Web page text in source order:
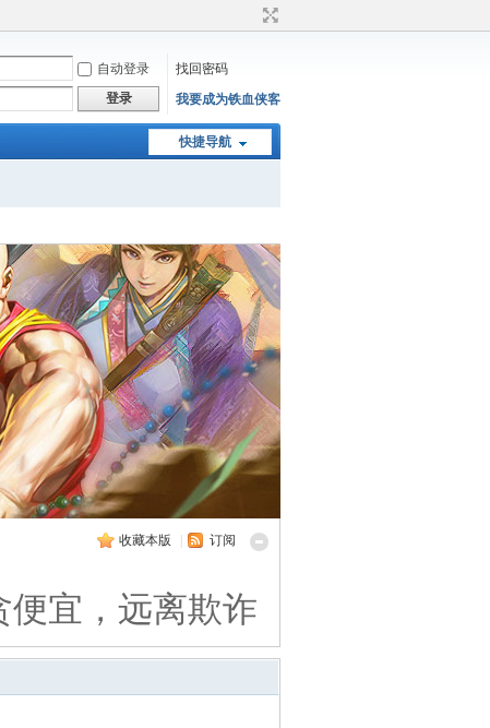
自动登录
找回密码
登录 我要成为铁血侠客
快捷导航
收藏本版 订阅
宜，远离欺诈